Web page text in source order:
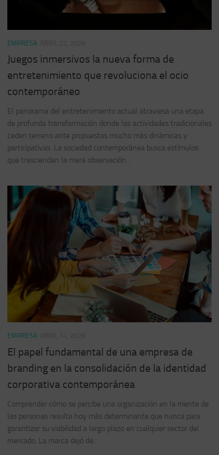
EMPRESA
Juegos inmersivos la nueva forma de
entretenimiento que revoluciona el ocio
contemporáneo
El panorama del entretenimiento actual atraviesa una etapa
de profunda transformación donde las actividades tradicionales
ceden terreno ante propuestas mucho más dinámicas y
participativas. La sociedad contemporánea busca estímulos
que trasciendan la mera observación...
EMPRESA
El papel fundamental de una empresa de
branding en la consolidación de la identidad
corporativa contemporánea
Comprender cómo se percibe una organización en la mente de
las personas resulta hoy más determinante que nunca para
garantizar su viabilidad a largo plazo en cualquier sector del
mercado. La marca dejó de...